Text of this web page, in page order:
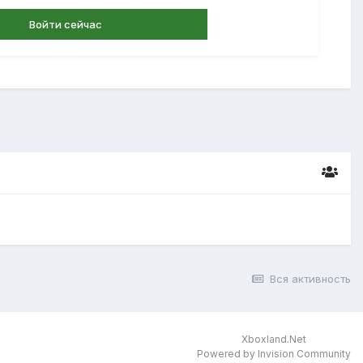
Войти сейчас
Вся активность
Xboxland.Net
Powered by Invision Community